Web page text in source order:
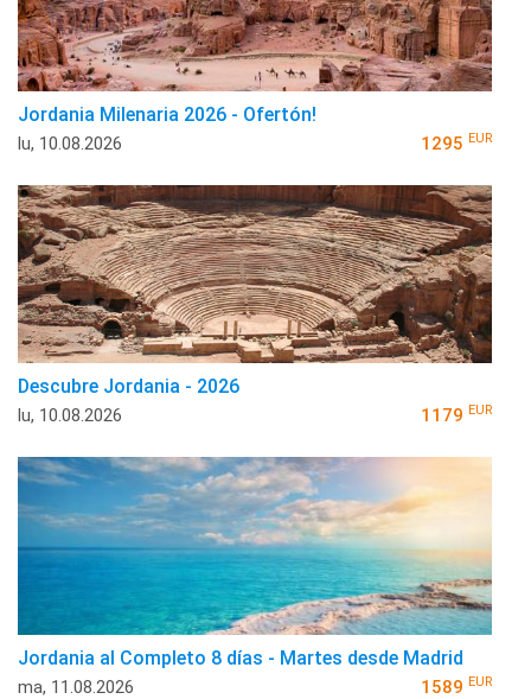
Jordania Milenaria 2026 - Ofertón!
lu, 10.08.2026 1295 EUR
Descubre Jordania - 2026
lu, 10.08.2026 1179 EUR
Jordania al Completo 8 días - Martes desde Madrid
ma, 11.08.2026 1589 EUR